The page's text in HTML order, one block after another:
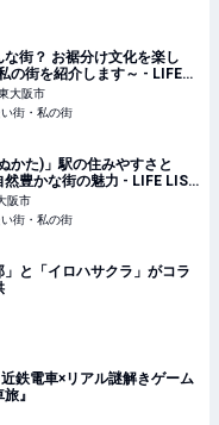
街？ お裾分け文化を楽し
の街を紹介します～ - LIFE
街・私の街
大阪市
い街・私の街
かた)」駅の住みやすさと
豊かな街の魅力 - LIFE LIST
私の街
阪市
い街・私の街
と「イロハサクラ」がコラ
鉄電車×リアル謎解きゲーム
』